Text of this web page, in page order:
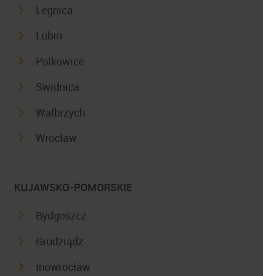
Legnica
Lubin
Polkowice
Swidnica
Walbrzych
Wrocław
KUJAWSKO-POMORSKIE
Bydgoszcz
Grudziądz
Inowrocław